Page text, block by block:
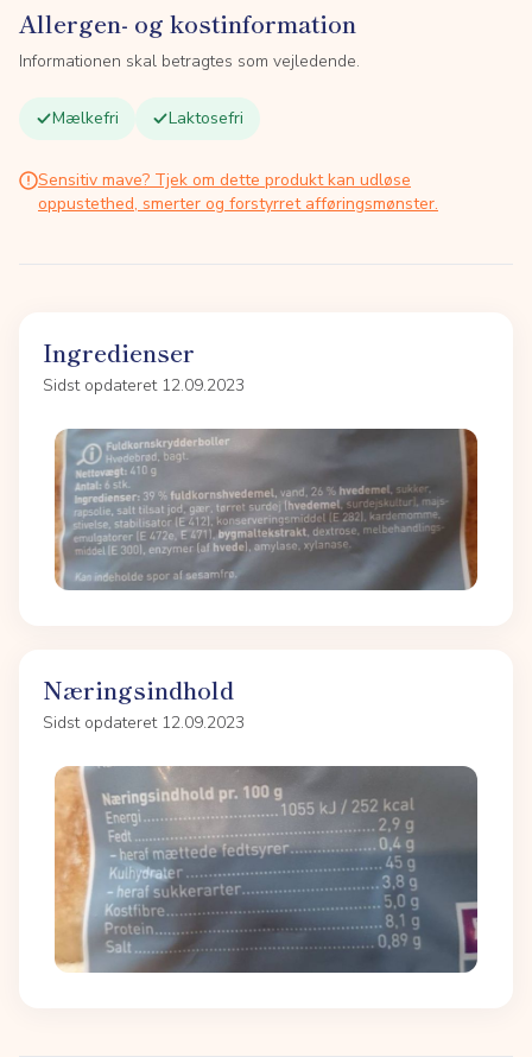
Allergen- og kostinformation
Informationen skal betragtes som vejledende.
Mælkefri Laktosefri
Sensitiv mave? Tjek om dette produkt kan udløse
oppustethed, smerter og forstyrret afføringsmønster.
Ingredienser
Sidst opdateret 12.09.2023
Næringsindhold
Sidst opdateret 12.09.2023